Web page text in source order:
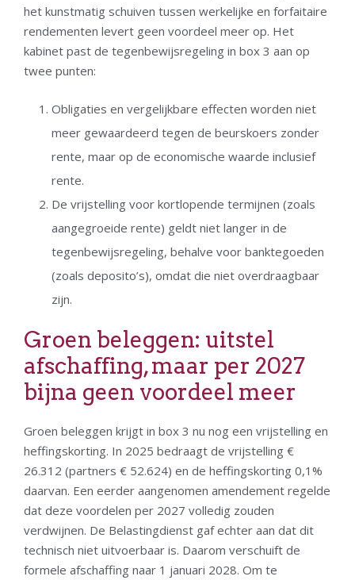
het kunstmatig schuiven tussen werkelijke en forfaitaire
rendementen levert geen voordeel meer op. Het
kabinet past de tegenbewijsregeling in box 3 aan op
twee punten:
Obligaties en vergelijkbare effecten worden niet
meer gewaardeerd tegen de beurskoers zonder
rente, maar op de economische waarde inclusief
rente.
De vrijstelling voor kortlopende termijnen (zoals
aangegroeide rente) geldt niet langer in de
tegenbewijsregeling, behalve voor banktegoeden
(zoals deposito’s), omdat die niet overdraagbaar
zijn.
Groen beleggen: uitstel
afschaffing, maar per 2027
bijna geen voordeel meer
Groen beleggen krijgt in box 3 nu nog een vrijstelling en
heffingskorting. In 2025 bedraagt de vrijstelling €
26.312 (partners € 52.624) en de heffingskorting 0,1%
daarvan. Een eerder aangenomen amendement regelde
dat deze voordelen per 2027 volledig zouden
verdwijnen. De Belastingdienst gaf echter aan dat dit
technisch niet uitvoerbaar is. Daarom verschuift de
formele afschaffing naar 1 januari 2028. Om te